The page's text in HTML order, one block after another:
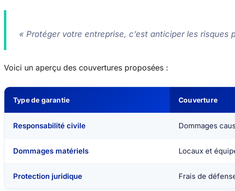
« Protéger votre entreprise, c’est anticiper les risques
Voici un aperçu des couvertures proposées :
Type de garantie Couverture
Responsabilité civile Dommages
Dommages matériels Locaux et
Protection juridique Frais de